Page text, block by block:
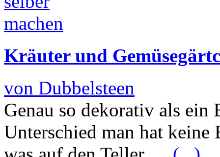
Kräuter und
von Dubbelsteen
Genau so dekorativ als ein
Unterschied man hat keine